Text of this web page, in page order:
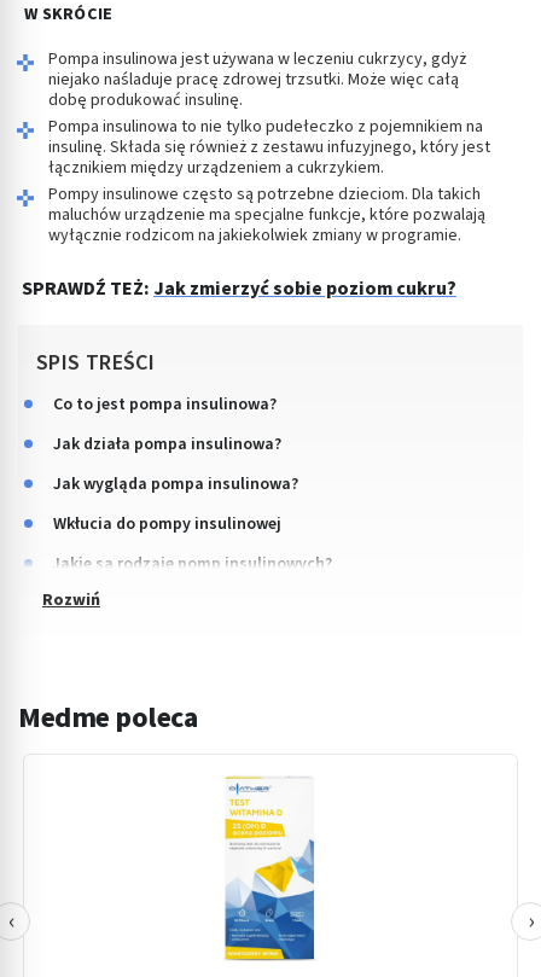
W SKRÓCIE
Pompa insulinowa jest używana w leczeniu cukrzycy, gdyż
niejako naśladuje pracę zdrowej trzsutki. Może więc całą
dobę produkować insulinę.
Pompa insulinowa to nie tylko pudełeczko z pojemnikiem na
insulinę. Składa się również z zestawu infuzyjnego, który jest
łącznikiem między urządzeniem a cukrzykiem.
Pompy insulinowe często są potrzebne dzieciom. Dla takich
maluchów urządzenie ma specjalne funkcje, które pozwalają
wyłącznie rodzicom na jakiekolwiek zmiany w programie.
SPRAWDŹ TEŻ: Jak zmierzyć sobie poziom cukru?
SPIS TREŚCI
Co to jest pompa insulinowa?
Jak działa pompa insulinowa?
Jak wygląda pompa insulinowa?
Wkłucia do pompy insulinowej
Jakie są rodzaje pomp insulinowych?
Medme poleca
‹ ›